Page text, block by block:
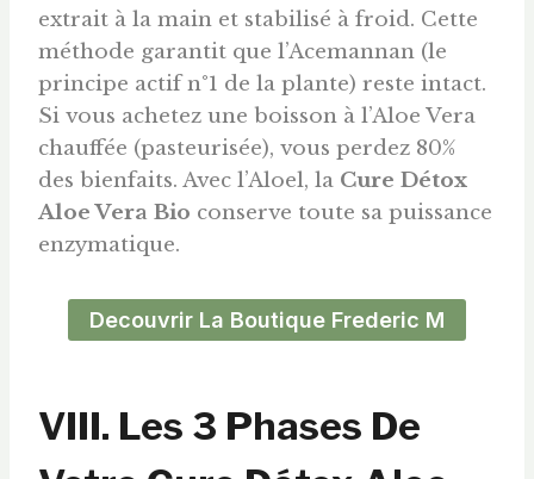
extrait à la main et stabilisé à froid. Cette
méthode garantit que l’Acemannan (le
principe actif n°1 de la plante) reste intact.
Si vous achetez une boisson à l’Aloe Vera
chauffée (pasteurisée), vous perdez 80%
des bienfaits. Avec l’Aloel, la Cure Détox
Aloe Vera Bio conserve toute sa puissance
enzymatique.
Decouvrir La Boutique Frederic M
VIII. Les 3 Phases De